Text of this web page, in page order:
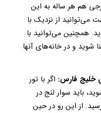
هم هر ساله به این
می‌توانید از نزدیک با
همچنین می‌توانید با
شوید و در خانه‌های آنها
خلیج فارس: اگر با تور
باید سوار لنج در
از این رو در حین